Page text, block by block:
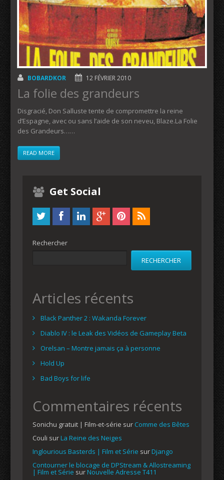
BOBARDKOR 12 FÉVRIER 2010
La folie des grandeurs
Disgracié, Don Salluste tente de compromettre la reine
d’Espagne, avec ou sans l’aide de son neveu, Blaze.La Folie
des Grandeurs……
READ MORE
Get Social
Rechercher
RECHERCHER
Articles récents
Black Panther 2 : Wakanda Forever
Diablo IV : le Leak des Vidéos de Gameplay Beta
Orelsan – Montre jamais ça à personne
Hold Up
Bad Boys for life
Commentaires récents
Sonichu gratuit | Film-et-série sur Comme des Bêtes
Couli surLa Reine des Neiges
Inglourious Basterds | Film et Série surDjango
Contourner le blocage de DPStream & Allostreaming
| Film et Série surNouvelle Adresse T411